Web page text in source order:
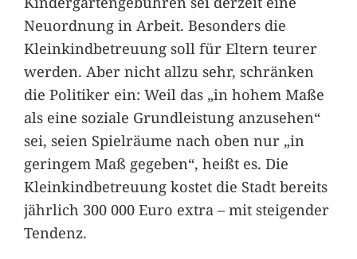
Neuordnung in Arbeit. Besonders die
Kleinkindbetreuung soll für Eltern teurer
werden. Aber nicht allzu sehr, schränken
die Politiker ein: Weil das „in hohem Maße
als eine soziale Grundleistung anzusehen“
sei, seien Spielräume nach oben nur „in
geringem Maß gegeben“, heißt es. Die
Kleinkindbetreuung kostet die Stadt bereits
jährlich 300 000 Euro extra – mit steigender
Tendenz.